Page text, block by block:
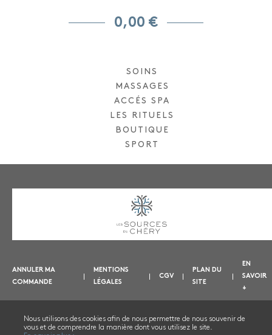
Nous utilisons des cookies afin de nous permettre de nous souvenir de
vous et de comprendre la manière dont vous utilisez le site.
0,00 €
SOINS
MASSAGES
ACCÉS SPA
LES RITUELS
BOUTIQUE
SPORT
ANNULER MA
COMMANDE
MENTIONS
LÉGALES
CGV
PLAN DU
SITE
EN
SAVOIR
+
NOUS CONTACTER